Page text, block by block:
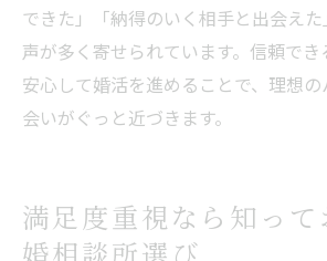
自分らしい婚活を叶える結
できた」「納得のいく相手と出会え
声が多く寄せられています。信頼でき
安心して婚活を進めることで、理想
会いがぐっと近づきます。
満足度重視なら知って
婚相談所選び